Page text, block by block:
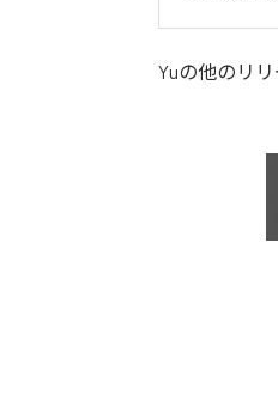
Yuの他のリ